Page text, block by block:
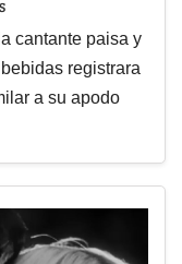
cantante paisa y
registrara
a su apodo